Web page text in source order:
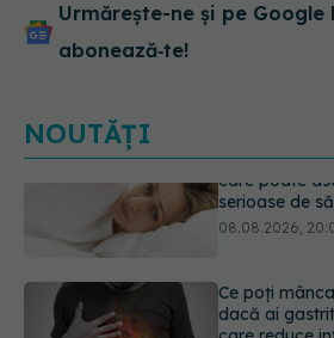
Urmărește-ne și pe Google
abonează‑te!
NOUTĂȚI
Ce poți
dacă ai
08.08.2026,